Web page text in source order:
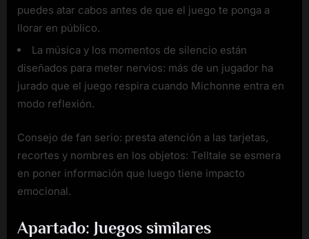
puedes atar cabos antes de que el juego te ponga a
llorar en público.
La música y los momentos de silencio están
diseñados para meter nervios: más de un jugador ha
jurado que el juego respira cuando Michonne entra en
modo reflexión.
Consejo de fan serio: presta atención a las tarjetas,
recortes y nombres en los objetos: Telltale se esmera
en poner información que luego tiene impacto
emocional.
Apartado: Juegos similares